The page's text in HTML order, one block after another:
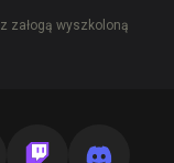
załogą wyszkoloną